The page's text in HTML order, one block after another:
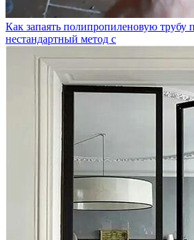
Как запаять полипропиленовую трубу
нестандартный метод с